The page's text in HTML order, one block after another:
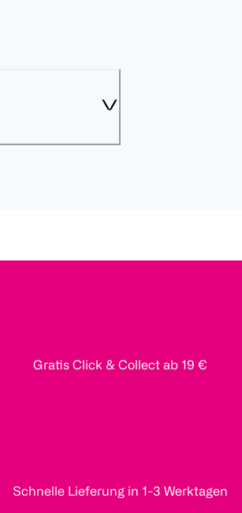
Gratis Click & Collect ab 19 €
Schnelle Lieferung in 1-3 Werktagen